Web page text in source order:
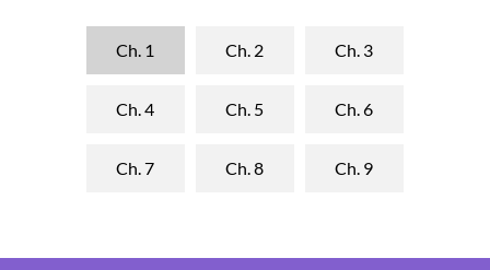
Ch. 1 Ch. 2 Ch. 3
Ch. 4 Ch. 5 Ch. 6
Ch. 7 Ch. 8 Ch. 9